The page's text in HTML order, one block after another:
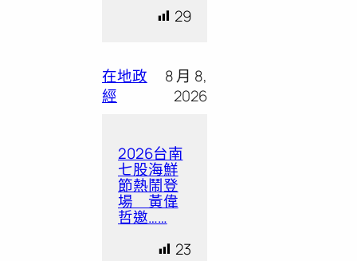
29
在地政
經
8 月 8,
2026
2026台南
七股海鮮
節熱鬧登
場 黃偉
哲邀……
23